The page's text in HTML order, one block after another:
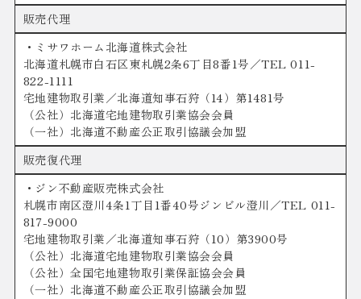
販売代理
・ミサワホーム北海道株式会社
北海道札幌市白石区東札幌2条6丁目8番1号／TEL 011-
822-1111
宅地建物取引業／北海道知事石狩（14）第1481号
（公社）北海道宅地建物取引業協会会員
（一社）北海道不動産公正取引協議会加盟
販売復代理
・ジン不動産販売株式会社
札幌市南区澄川4条1丁目1番40号ジンビル澄川／TEL 011-
817-9000
宅地建物取引業／北海道知事石狩（10）第3900号
（公社）北海道宅地建物取引業協会会員
（公社）全国宅地建物取引業保証協会会員
（一社）北海道不動産公正取引協議会加盟